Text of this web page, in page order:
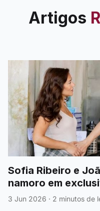
Artigos
Sofia Ribeiro e
namoro em
3 Jun 2026 · 2 minutos de